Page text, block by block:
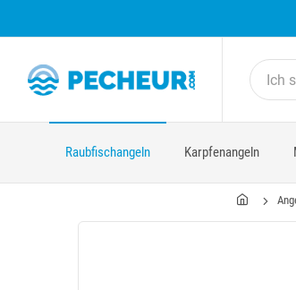
Raubfischangeln Karpfenangeln